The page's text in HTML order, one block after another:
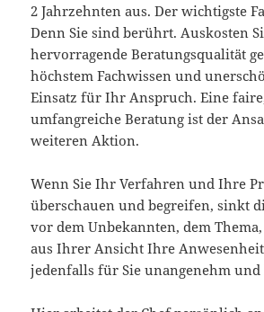
2 Jahrzehnten aus. Der wichtigste
Denn Sie sind berührt. Auskosten
hervorragende Beratungsqualität
höchstem Fachwissen und
Einsatz für Ihr Anspruch. Eine
umfangreiche Beratung ist der
weiteren Aktion.
Wenn Sie Ihr Verfahren und Ihre
überschauen und begreifen, sinkt
vor dem Unbekannten, dem
aus Ihrer Ansicht Ihre
jedenfalls für Sie unangenehm und